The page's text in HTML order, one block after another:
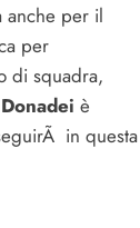
anche per il
per
di squadra,
è
in questa